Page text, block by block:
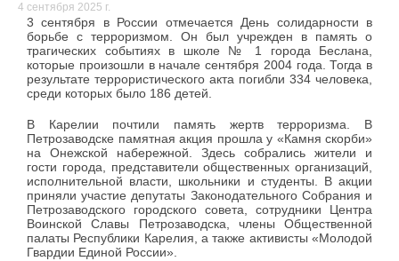
4 сентября 2025 г.
3 сентября в России отмечается День солидарности в
борьбе с терроризмом. Он был учрежден в память о
трагических событиях в школе № 1 города Беслана,
которые произошли в начале сентября 2004 года. Тогда в
результате террористического акта погибли 334 человека,
среди которых было 186 детей.
В Карелии почтили память жертв терроризма. В
Петрозаводске памятная акция прошла у «Камня скорби»
на Онежской набережной. Здесь собрались жители и
гости города, представители общественных организаций,
исполнительной власти, школьники и студенты. В акции
приняли участие депутаты Законодательного Собрания и
Петрозаводского городского совета, сотрудники Центра
Воинской Славы Петрозаводска, члены Общественной
палаты Республики Карелия, а также активисты «Молодой
Гвардии Единой России».